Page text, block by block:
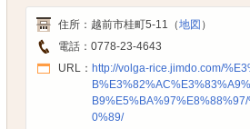
住所： 越前市桂町5-11（地図 ）
電話： 0778-23-4643
URL： http://volga-rice.jimdo.com/
0%89/